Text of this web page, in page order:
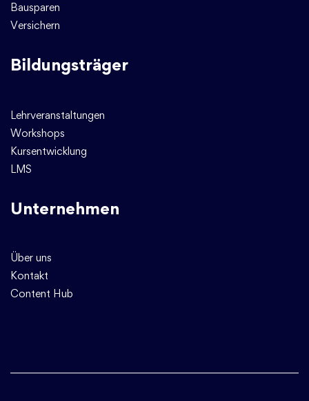
Bausparen
Versichern
Bildungsträger
Lehrveranstaltungen
Workshops
Kursentwicklung
LMS
Unternehmen
Über uns
Kontakt
Content Hub